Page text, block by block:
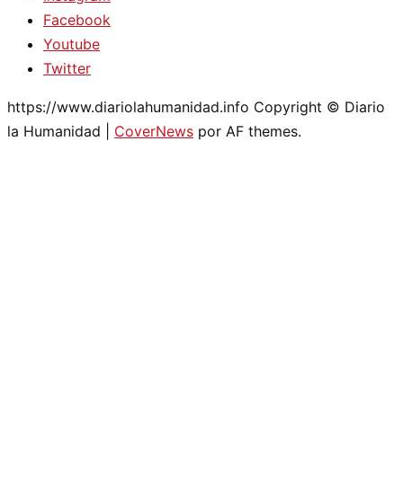
Facebook
Youtube
Twitter
https://www.diariolahumanidad.info Copyright © Diario
la Humanidad
CoverNews por AF themes.